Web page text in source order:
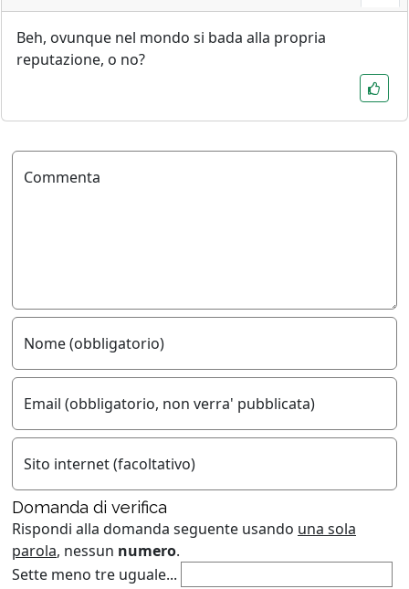
Beh, ovunque nel mondo si bada alla propria
reputazione, o no?
Commenta
Nome (obbligatorio)
Email (obbligatorio, non verra' pubblicata)
Sito internet (facoltativo)
Domanda di verifica
Rispondi alla domanda seguente usando una sola
parola, nessun numero.
Sette meno tre uguale...